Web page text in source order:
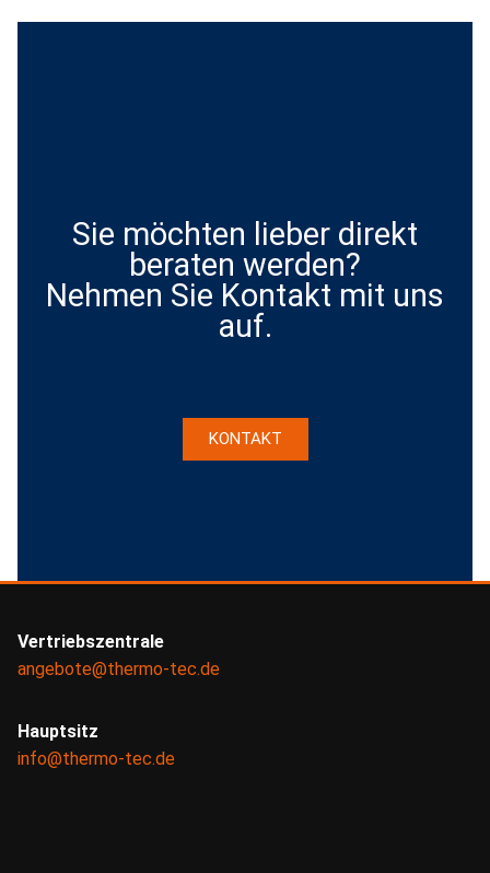
Sie möchten lieber direkt
beraten werden?
Nehmen Sie Kontakt mit uns
auf.
KONTAKT
Vertriebszentrale
angebote@thermo-tec.de
Hauptsitz
info@thermo-tec.de